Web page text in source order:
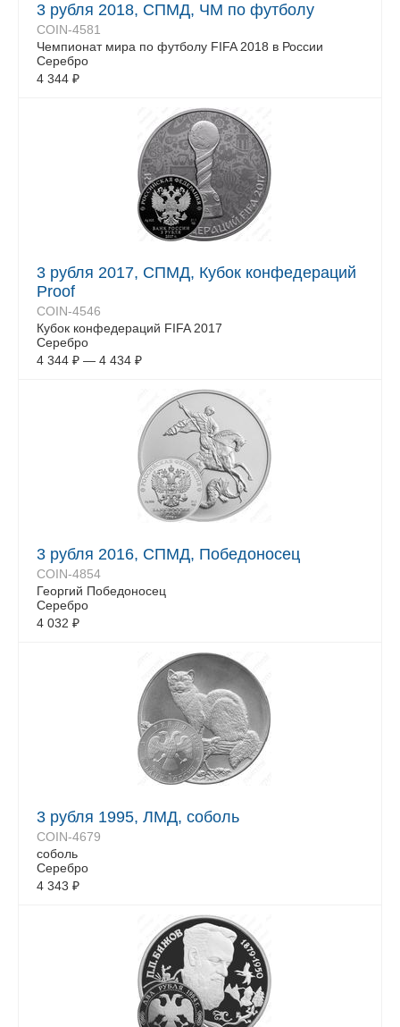
3 рубля 2018, СПМД, ЧМ по футболу
COIN-4581
Чемпионат мира по футболу FIFA 2018 в России
Серебро
4 344 ₽
3 рубля 2017, СПМД, Кубок конфедераций
Proof
COIN-4546
Кубок конфедераций FIFA 2017
Серебро
4 344 ₽ — 4 434 ₽
3 рубля 2016, СПМД, Победоносец
COIN-4854
Георгий Победоносец
Серебро
4 032 ₽
3 рубля 1995, ЛМД, соболь
COIN-4679
соболь
Серебро
4 343 ₽